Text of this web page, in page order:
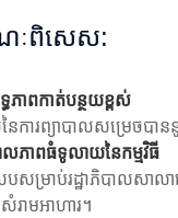
ៈពិសេស:
ភាពកាត់បន្ថយខ្ពស់
ៃការព្យាបាលសម្រេចបា
លភាពធំទូលាយនៃកម្មវិធី
បសម្រាប់រដ្ឋាភិបាលសាល
រាមអាហារ។